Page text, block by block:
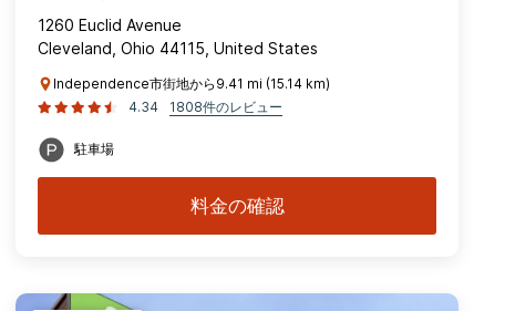
1260 Euclid Avenue
Cleveland, Ohio 44115, United States
Independence市街地から9.41 mi (15.14 km)
4.34
1808件のレビュー
駐車場
料金の確認